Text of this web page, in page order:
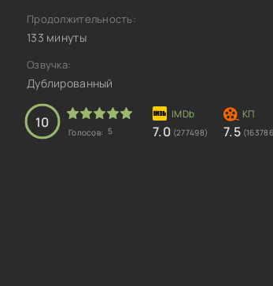
Продолжительность:
133 минуты
Озвучка:
Дублированный
10
Голосов: 5 7.0 (277498) 7.5